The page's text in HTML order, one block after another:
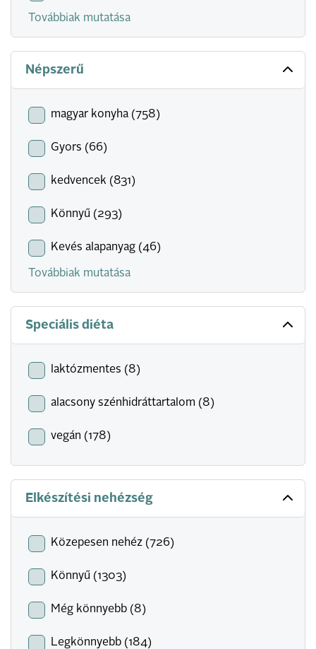
Továbbiak mutatása
Népszerű
magyar konyha (758)
Gyors (66)
kedvencek (831)
Könnyű (293)
Kevés alapanyag (46)
Továbbiak mutatása
Speciális diéta
laktózmentes (8)
alacsony szénhidráttartalom (8)
vegán (178)
Elkészítési nehézség
Közepesen nehéz (726)
Könnyű (1303)
Még könnyebb (8)
Legkönnyebb (184)